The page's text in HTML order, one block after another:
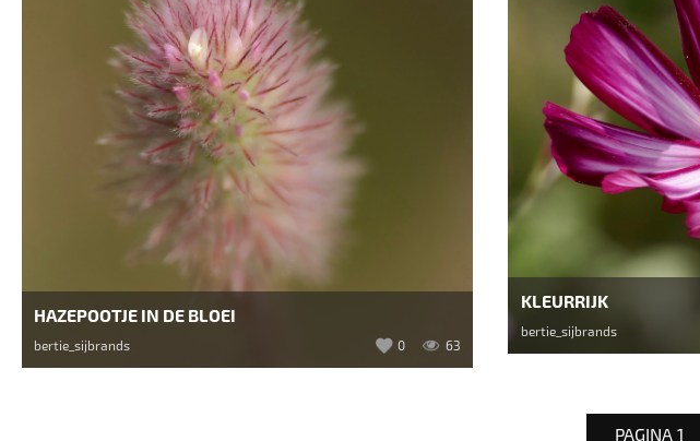
HAZEPOOTJE IN DE BLOEI
bertie_sijbrands 0 63
KLEURRIJK
bertie_sijbrands
PAGINA 1